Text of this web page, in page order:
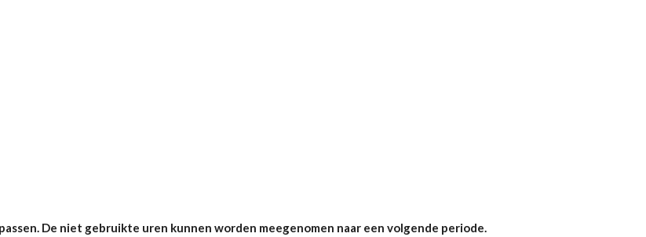
De niet gebruikte uren kunnen worden meegenomen naar een volgende periode.